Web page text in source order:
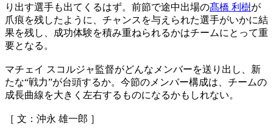
り出す選手も出てくるはず。前節で途中出場の髙橋 利樹が
爪痕を残したように、チャンスを与えられた選手がいかに結
果を残し、成功体験を積み重ねられるかはチームにとって重
要となる。
マチェイ スコルジャ監督がどんなメンバーを送り出し、新
たな“戦力”が台頭するか。今節のメンバー構成は、チームの
成長曲線を大きく左右するものになるかもしれない。
［ 文：沖永 雄一郎 ］